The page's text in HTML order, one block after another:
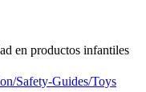
en productos infantiles
Safety-Guides/Toys